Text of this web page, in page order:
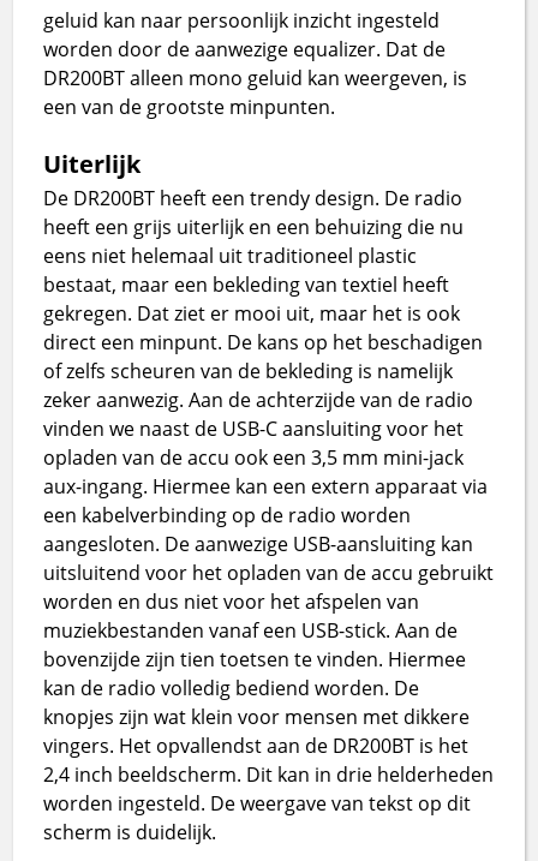
geluid kan naar persoonlijk inzicht ingesteld
worden door de aanwezige equalizer. Dat de
DR200BT alleen mono geluid kan weergeven, is
een van de grootste minpunten.
Uiterlijk
De DR200BT heeft een trendy design. De radio
heeft een grijs uiterlijk en een behuizing die nu
eens niet helemaal uit traditioneel plastic
bestaat, maar een bekleding van textiel heeft
gekregen. Dat ziet er mooi uit, maar het is ook
direct een minpunt. De kans op het beschadigen
of zelfs scheuren van de bekleding is namelijk
zeker aanwezig. Aan de achterzijde van de radio
vinden we naast de USB-C aansluiting voor het
opladen van de accu ook een 3,5 mm mini-jack
aux-ingang. Hiermee kan een extern apparaat via
een kabelverbinding op de radio worden
aangesloten. De aanwezige USB-aansluiting kan
uitsluitend voor het opladen van de accu gebruikt
worden en dus niet voor het afspelen van
muziekbestanden vanaf een USB-stick. Aan de
bovenzijde zijn tien toetsen te vinden. Hiermee
kan de radio volledig bediend worden. De
knopjes zijn wat klein voor mensen met dikkere
vingers. Het opvallendst aan de DR200BT is het
2,4 inch beeldscherm. Dit kan in drie helderheden
worden ingesteld. De weergave van tekst op dit
scherm is duidelijk.